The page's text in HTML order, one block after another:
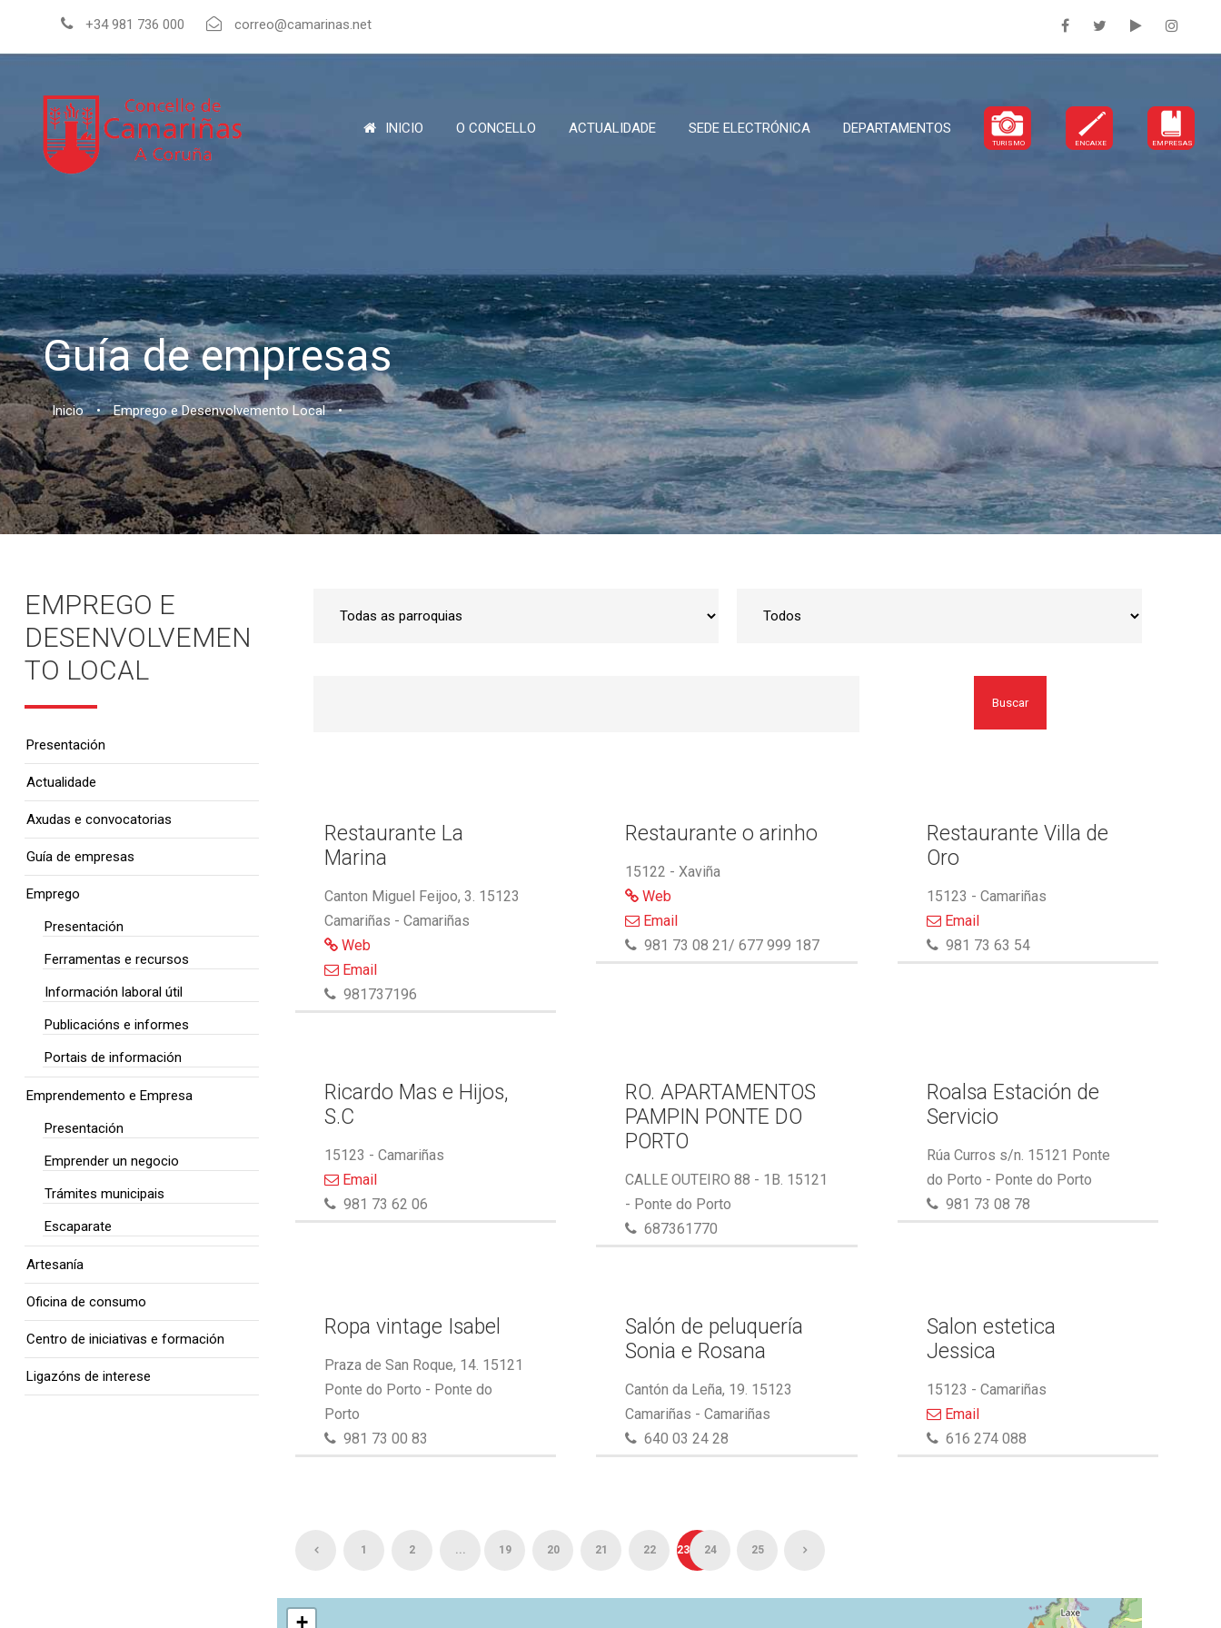
+34 981 736 000 correo@camarinas.net
INICIO O CONCELLO ACTUALIDADE SEDE ELECTRÓNICA DEPARTAMENTOS
TURISMO ENCAIXE EMPRESAS
Guía de empresas
Inicio • Emprego e Desenvolvemento Local •
Buscar
Restaurante La
Marina
Canton Miguel Feijoo, 3. 15123
Camariñas - Camariñas
Web
Email
981737196
Restaurante o arinho
15122 - Xaviña
Web
Email
981 73 08 21/ 677 999 187
Restaurante Villa de
Oro
15123 - Camariñas
Email
981 73 63 54
Ricardo Mas e Hijos,
S.C
15123 - Camariñas
Email
981 73 62 06
RO. APARTAMENTOS
PAMPIN PONTE DO
PORTO
CALLE OUTEIRO 88 - 1B. 15121
- Ponte do Porto
687361770
Roalsa Estación de
Servicio
Rúa Curros s/n. 15121 Ponte
do Porto - Ponte do Porto
981 73 08 78
Ropa vintage Isabel
Praza de San Roque, 14. 15121
Ponte do Porto - Ponte do
Porto
981 73 00 83
Salón de peluquería
Sonia e Rosana
Cantón da Leña, 19. 15123
Camariñas - Camariñas
640 03 24 28
Salon estetica
Jessica
15123 - Camariñas
Email
616 274 088
1 2 ... 19 20 21 22 23 24 25
+
EMPREGO E
DESENVOLVEMEN
TO LOCAL
Presentación
Actualidade
Axudas e convocatorias
Guía de empresas
Emprego
Presentación
Ferramentas e recursos
Información laboral útil
Publicacións e informes
Portais de información
Emprendemento e Empresa
Presentación
Emprender un negocio
Trámites municipais
Escaparate
Artesanía
Oficina de consumo
Centro de iniciativas e formación
Ligazóns de interese